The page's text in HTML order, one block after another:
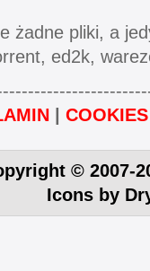
żadne pliki, a
ed2k,
COOKIES
© 2007-
Icons by